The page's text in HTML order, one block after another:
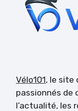
Vélo101, le site
passionnés
l’actualité, les